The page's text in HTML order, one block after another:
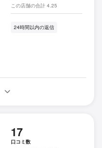
この店舗の合計 4.25
24時間以内の返信
17
口コミ数